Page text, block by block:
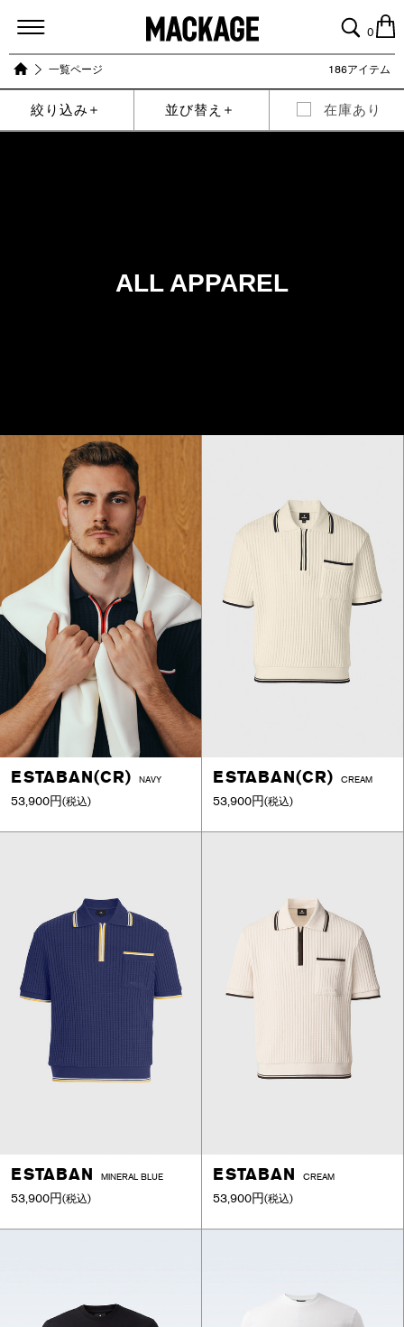
MACKAGE
0
一覧ページ 186アイテム
絞り込み 並び替え 在庫あり
ALL APPAREL
ESTABAN(CR) NAVY
53,900円(税込)
ESTABAN(CR) CREAM
53,900円(税込)
ESTABAN MINERAL BLUE
53,900円(税込)
ESTABAN CREAM
53,900円(税込)